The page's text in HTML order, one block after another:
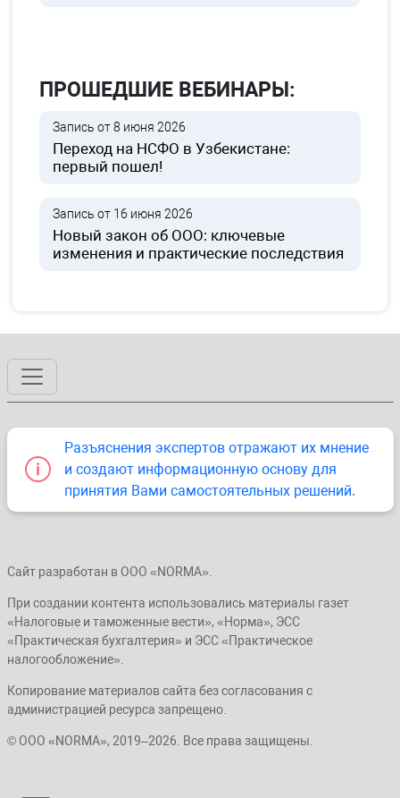
ПРОШЕДШИЕ ВЕБИНАРЫ:
Запись от 8 июня 2026
Переход на НСФО в Узбекистане:
первый пошел!
Запись от 16 июня 2026
Новый закон об ООО: ключевые
изменения и практические последствия
Разъяснения экспертов отражают их мнение
и создают информационную основу для
принятия Вами самостоятельных решений.
Сайт разработан в ООО «NORMA».
При создании контента использовались материалы газет
«Налоговые и таможенные вести», «Норма», ЭСС
«Практическая бухгалтерия» и ЭСС «Практическое
налогообложение».
Копирование материалов сайта без согласования с
администрацией ресурса запрещено.
© ООО «NORMA», 2019–2026. Все права защищены.